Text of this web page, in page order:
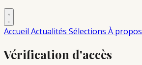
Accueil Actualités Sélections À propos
Vérification d'accès